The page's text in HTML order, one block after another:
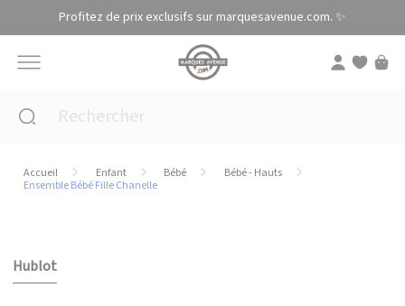
Profitez de prix exclusifs sur marquesavenue.com. ✨
Accueil Enfant Bébé
Bébé - Hauts
Ensemble Bébé Fille Chanelle
Hublot
Panneau de gestion des cookies